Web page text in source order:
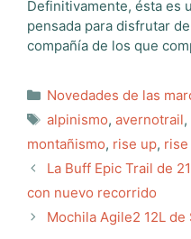
Definitivamente, ésta es
pensada para disfrutar
compañía de los que
Categorías
Novedades de las
Etiquetas
alpinismo, avernotrail,
montañismo, rise up,
La Buff Epic Trail de
con nuevo recorrido
Mochila Agile2 12L de